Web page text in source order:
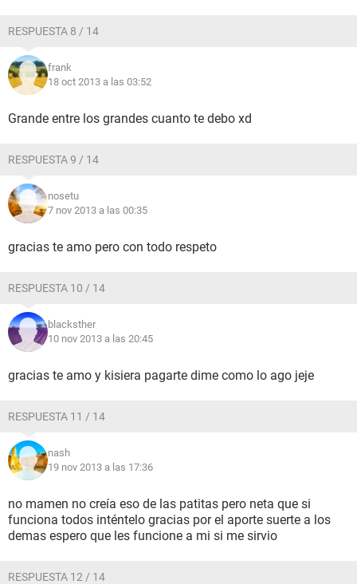
RESPUESTA 8 / 14
frank
18 oct 2013 a las 03:52
Grande entre los grandes cuanto te debo xd
RESPUESTA 9 / 14
nosetu
7 nov 2013 a las 00:35
gracias te amo pero con todo respeto
RESPUESTA 10 / 14
blacksther
10 nov 2013 a las 20:45
gracias te amo y kisiera pagarte dime como lo ago jeje
RESPUESTA 11 / 14
nash
19 nov 2013 a las 17:36
no mamen no creía eso de las patitas pero neta que si
funciona todos inténtelo gracias por el aporte suerte a los
demas espero que les funcione a mi si me sirvio
RESPUESTA 12 / 14